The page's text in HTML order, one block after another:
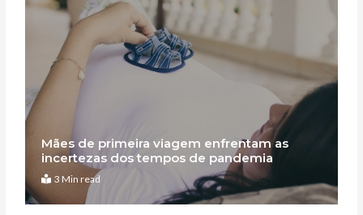
Mães de primeira viagem enfrentam as
incertezas dos tempos de pandemia
3 Min read